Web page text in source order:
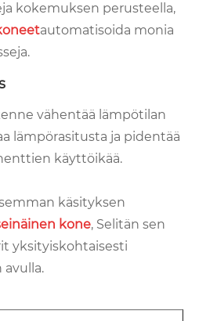
kokemuksen perusteella,
automatisoida monia
vähentää lämpötilan
lämpörasitusta ja pidentää
käyttöikää.
käsityksen
kone, Selitän sen
yksityiskohtaisesti